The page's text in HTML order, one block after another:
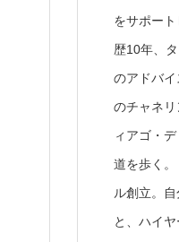
をサポー
歴10年、
のアドバイ
のチャネ
ィアゴ・
道を歩く
ル創立。
と、ハイ